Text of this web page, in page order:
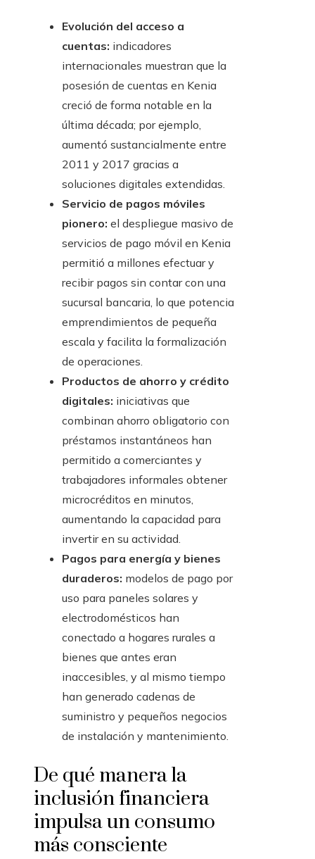
Evolución del acceso a
cuentas: indicadores
internacionales muestran que la
posesión de cuentas en Kenia
creció de forma notable en la
última década; por ejemplo,
aumentó sustancialmente entre
2011 y 2017 gracias a
soluciones digitales extendidas.
Servicio de pagos móviles
pionero: el despliegue masivo de
servicios de pago móvil en Kenia
permitió a millones efectuar y
recibir pagos sin contar con una
sucursal bancaria, lo que potencia
emprendimientos de pequeña
escala y facilita la formalización
de operaciones.
Productos de ahorro y crédito
digitales: iniciativas que
combinan ahorro obligatorio con
préstamos instantáneos han
permitido a comerciantes y
trabajadores informales obtener
microcréditos en minutos,
aumentando la capacidad para
invertir en su actividad.
Pagos para energía y bienes
duraderos: modelos de pago por
uso para paneles solares y
electrodomésticos han
conectado a hogares rurales a
bienes que antes eran
inaccesibles, y al mismo tiempo
han generado cadenas de
suministro y pequeños negocios
de instalación y mantenimiento.
De qué manera la
inclusión financiera
impulsa un consumo
más consciente